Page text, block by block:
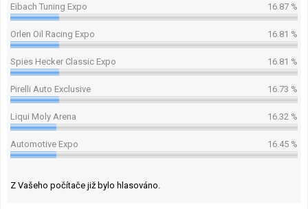
Eibach Tuning Expo 16.87 %
Orlen Oil Racing Expo 16.81 %
Spies Hecker Classic Expo 16.81 %
Pirelli Auto Exclusive 16.73 %
Liqui Moly Arena 16.32 %
Automotive Expo 16.45 %
Z Vašeho počítače již bylo hlasováno.